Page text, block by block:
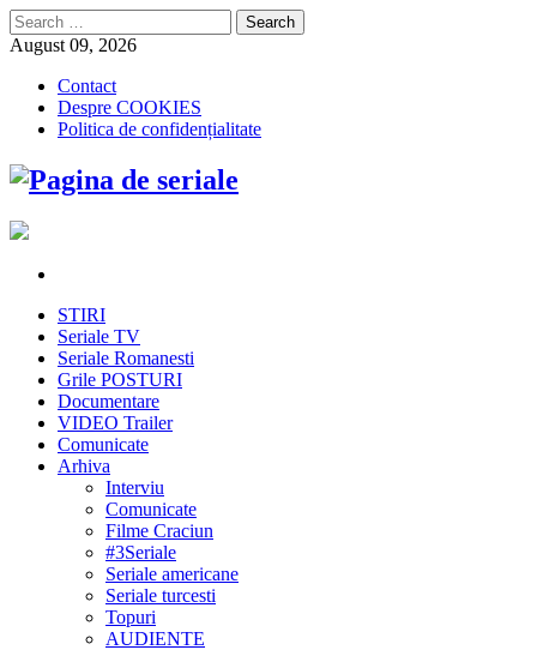
Search
for:
August 09, 2026
Contact
Despre COOKIES
Politica de confidențialitate
STIRI
Seriale TV
Seriale Romanesti
Grile POSTURI
Documentare
VIDEO Trailer
Comunicate
Arhiva
Interviu
Comunicate
Filme Craciun
#3Seriale
Seriale americane
Seriale turcesti
Topuri
AUDIENTE